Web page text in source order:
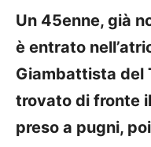
Un 45enne, già
è entrato
Giambattista del
trovato di fronte
preso a pugni,